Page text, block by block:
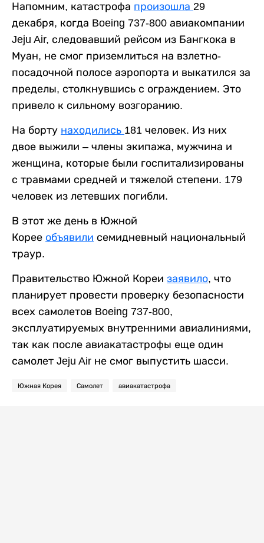
Напомним, катастрофа произошла 29
декабря, когда Boeing 737-800 авиакомпании
Jeju Air, следовавший рейсом из Бангкока в
Муан, не смог приземлиться на взлетно-
посадочной полосе аэропорта и выкатился за
пределы, столкнувшись с ограждением. Это
привело к сильному возгоранию.
На борту находились 181 человек. Из них
двое выжили – члены экипажа, мужчина и
женщина, которые были госпитализированы
с травмами средней и тяжелой степени. 179
человек из летевших погибли.
В этот же день в Южной
Корее объявили семидневный национальный
траур.
Правительство Южной Кореи заявило, что
планирует провести проверку безопасности
всех самолетов Boeing 737-800,
эксплуатируемых внутренними авиалиниями,
так как после авиакатастрофы еще один
самолет Jeju Air не смог выпустить шасси.
Южная Корея Самолет авиакатастрофа